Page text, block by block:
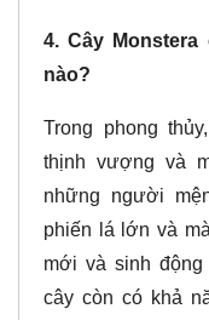
4. Cây
nào?
Trong phong
thịnh vượng và
những người
phiến lá lớn và
mới và sinh
cây còn có khả